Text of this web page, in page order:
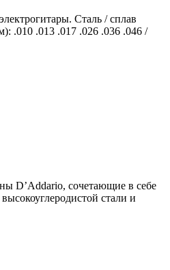
Сталь / сплав
.010 .013 .017 .026 .036 .046 /
D’Addario, сочетающие в себе
стали и